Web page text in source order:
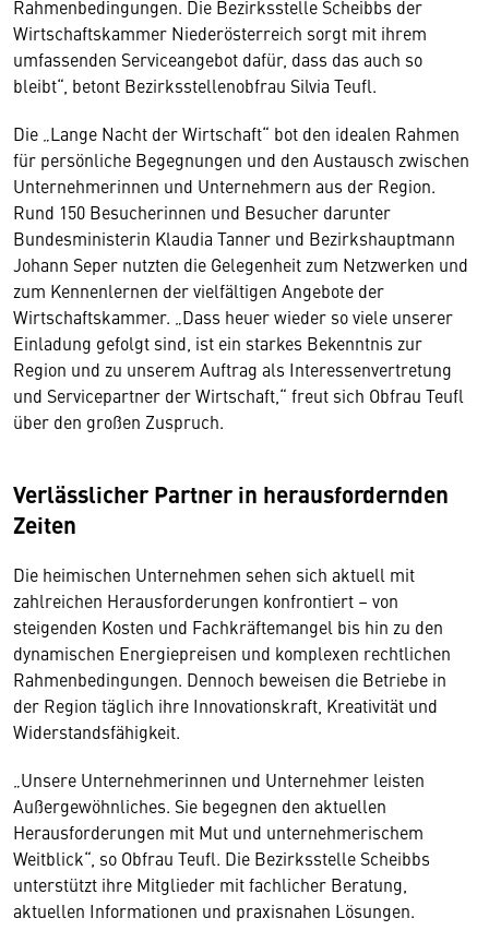
Rahmenbedingungen. Die Bezirksstelle Scheibbs der
Wirtschaftskammer Niederösterreich sorgt mit ihrem
umfassenden Serviceangebot dafür, dass das auch so
bleibt“, betont Bezirksstellenobfrau Silvia Teufl.
Die „Lange Nacht der Wirtschaft“ bot den idealen Rahmen
für persönliche Begegnungen und den Austausch zwischen
Unternehmerinnen und Unternehmern aus der Region.
Rund 150 Besucherinnen und Besucher darunter
Bundesministerin Klaudia Tanner und Bezirkshauptmann
Johann Seper nutzten die Gelegenheit zum Netzwerken und
zum Kennenlernen der vielfältigen Angebote der
Wirtschaftskammer. „Dass heuer wieder so viele unserer
Einladung gefolgt sind, ist ein starkes Bekenntnis zur
Region und zu unserem Auftrag als Interessenvertretung
und Servicepartner der Wirtschaft,“ freut sich Obfrau Teufl
über den großen Zuspruch.
Verlässlicher Partner in herausfordernden
Zeiten
Die heimischen Unternehmen sehen sich aktuell mit
zahlreichen Herausforderungen konfrontiert – von
steigenden Kosten und Fachkräftemangel bis hin zu den
dynamischen Energiepreisen und komplexen rechtlichen
Rahmenbedingungen. Dennoch beweisen die Betriebe in
der Region täglich ihre Innovationskraft, Kreativität und
Widerstandsfähigkeit.
„Unsere Unternehmerinnen und Unternehmer leisten
Außergewöhnliches. Sie begegnen den aktuellen
Herausforderungen mit Mut und unternehmerischem
Weitblick“, so Obfrau Teufl. Die Bezirksstelle Scheibbs
unterstützt ihre Mitglieder mit fachlicher Beratung,
aktuellen Informationen und praxisnahen Lösungen.